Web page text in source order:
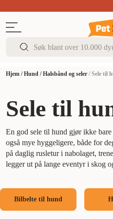
Hjem /Hund /Halsbånd og seler /Sele til
Sele til
En god sele til hund gjør ikke
også mye hyggeligere, både for
på daglig rusletur i nabolaget,
legger ut på lange eventyr i skog
uten å belaste nakken,
på en ivrig trekkhund, og draseler
Bilbelte til hund